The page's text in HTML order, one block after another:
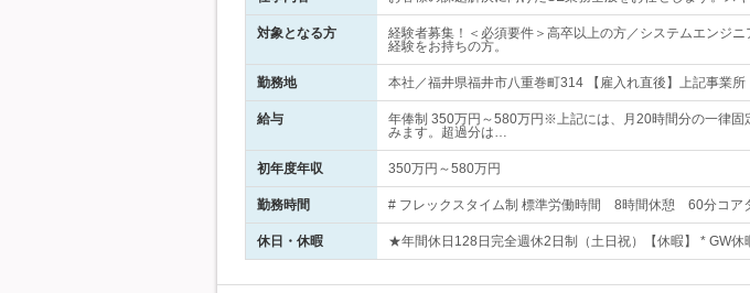
対象となる方
経験者募集！＜必須要件＞高卒以上の方／システムエンジ
経験をお持ちの方。
勤務地 本社／福井県福井市八重巻町314 【雇入れ直後】上記事業
給与
年俸制 350万円～580万円※上記には、月20時間分の一律固
みます。超過分は…
初年度年収 350万円～580万円
勤務時間 # フレックスタイム制 標準労働時間 8時間休憩 60分コア
休日・休暇 ★年間休日128日完全週休2日制（土日祝）【休暇】 * GW